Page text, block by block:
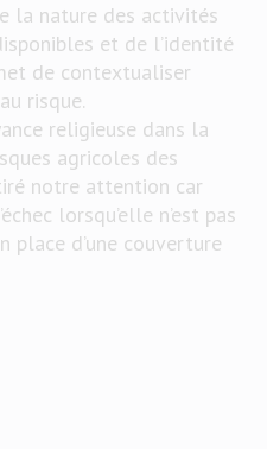
la nature des activités
et de l’identité
de contextualiser
risque.
religieuse dans la
agricoles des
notre attention car
lorsqu’elle n’est pas
place d’une couverture